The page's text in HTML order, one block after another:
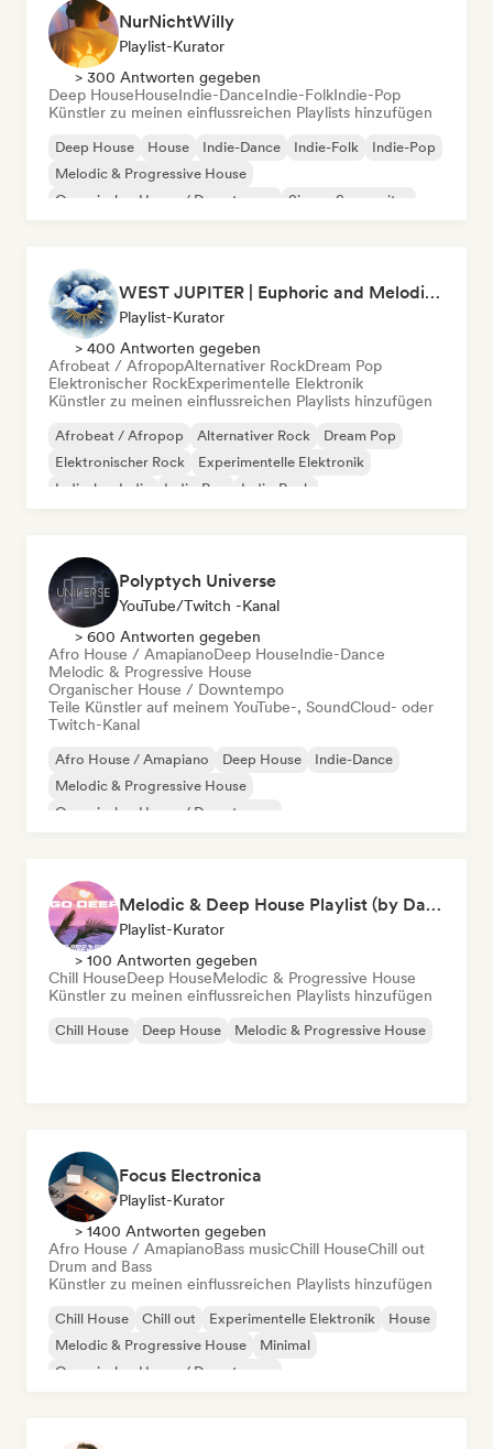
NurNichtWilly
Playlist-Kurator
> 300 Antworten gegeben
Deep HouseHouseIndie-DanceIndie-FolkIndie-Pop
Künstler zu meinen einflussreichen Playlists hinzufügen
Deep House House Indie-Dance Indie-Folk
Indie-Pop
Melodic & Progressive House
Organischer House / Downtempo
Singer-Songwriter
WEST JUPITER | Euphoric and Melodic Techno | The Best Indie | Organic House
Playlist-Kurator
> 400 Antworten gegeben
Afrobeat / AfropopAlternativer RockDream Pop
Elektronischer RockExperimentelle Elektronik
Künstler zu meinen einflussreichen Playlists hinzufügen
Afrobeat / Afropop Alternativer Rock
Dream Pop
Elektronischer Rock
Experimentelle Elektronik
Indisches Indie
Indie-Pop Indie-Rock
Polyptych Universe
YouTube/Twitch -Kanal
> 600 Antworten gegeben
Afro House / AmapianoDeep HouseIndie-Dance
Melodic & Progressive House
Organischer House / Downtempo
Teile Künstler auf meinem YouTube-, SoundCloud- oder
Twitch-Kanal
Afro House / Amapiano Deep House
Indie-Dance
Melodic & Progressive House
Organischer House / Downtempo
Melodic & Deep House Playlist (by Daniel Truman)
Playlist-Kurator
> 100 Antworten gegeben
Chill HouseDeep HouseMelodic & Progressive House
Künstler zu meinen einflussreichen Playlists hinzufügen
Chill House Deep House Melodic & Progressive House
Focus Electronica
Playlist-Kurator
> 1400 Antworten gegeben
Afro House / AmapianoBass musicChill HouseChill out
Drum and Bass
Künstler zu meinen einflussreichen Playlists hinzufügen
Chill House Chill out Experimentelle Elektronik
House
Melodic & Progressive House
Minimal
Organischer House / Downtempo